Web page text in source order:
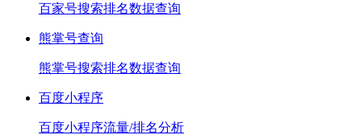
百家号搜索排名数据查询
熊掌号查询
熊掌号搜索排名数据查询
百度小程序
百度小程序流量/排名分析